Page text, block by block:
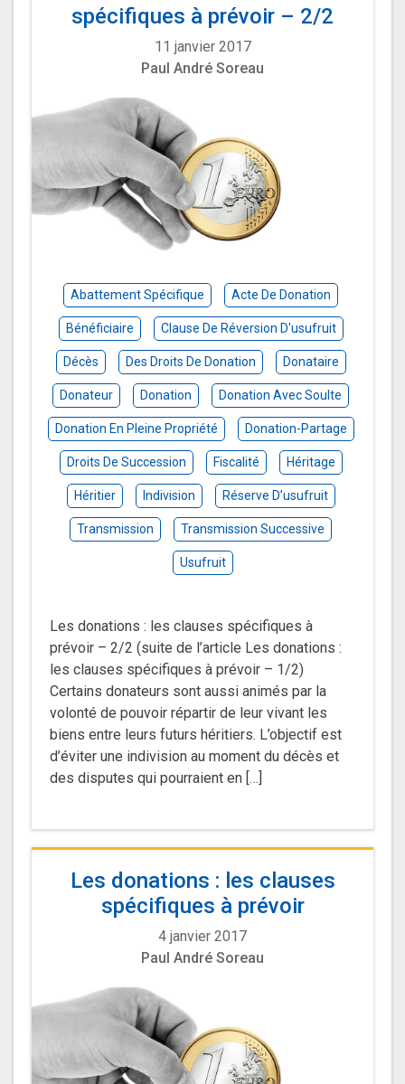
spécifiques à prévoir – 2/2
11 janvier 2017
Paul André Soreau
Abattement Spécifique Acte De Donation
Bénéficiaire Clause De Réversion D'usufruit
Décès Des Droits De Donation Donataire
Donateur Donation Donation Avec Soulte
Donation En Pleine Propriété Donation-Partage
Droits De Succession Fiscalité Héritage
Héritier Indivision Réserve D’usufruit
Transmission Transmission Successive
Usufruit
Les donations : les clauses spécifiques à
prévoir – 2/2 (suite de l’article Les donations :
les clauses spécifiques à prévoir – 1/2)
Certains donateurs sont aussi animés par la
volonté de pouvoir répartir de leur vivant les
biens entre leurs futurs héritiers. L’objectif est
d’éviter une indivision au moment du décès et
des disputes qui pourraient en […]
Les donations : les clauses
spécifiques à prévoir
4 janvier 2017
Paul André Soreau